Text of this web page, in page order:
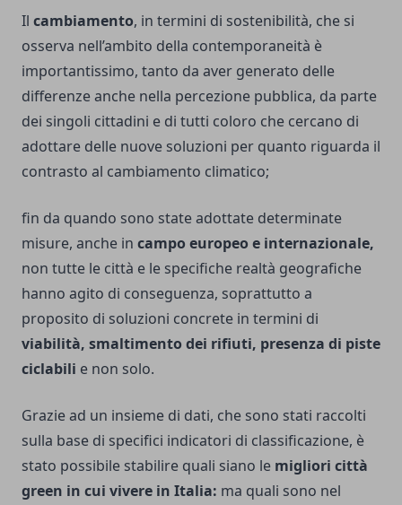
Il cambiamento, in termini di sostenibilità, che si
osserva nell’ambito della contemporaneità è
importantissimo, tanto da aver generato delle
differenze anche nella percezione pubblica, da parte
dei singoli cittadini e di tutti coloro che cercano di
adottare delle nuove soluzioni per quanto riguarda il
contrasto al cambiamento climatico;
fin da quando sono state adottate determinate
misure, anche in campo europeo e internazionale,
non tutte le città e le specifiche realtà geografiche
hanno agito di conseguenza, soprattutto a
proposito di soluzioni concrete in termini di
viabilità, smaltimento dei rifiuti, presenza di piste
ciclabili e non solo.
Grazie ad un insieme di dati, che sono stati raccolti
sulla base di specifici indicatori di classificazione, è
stato possibile stabilire quali siano le migliori città
green in cui vivere in Italia: ma quali sono nel